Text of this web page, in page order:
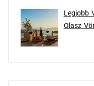
Legjobb
Olasz